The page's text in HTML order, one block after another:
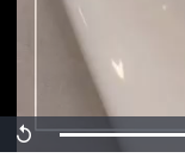
Replay